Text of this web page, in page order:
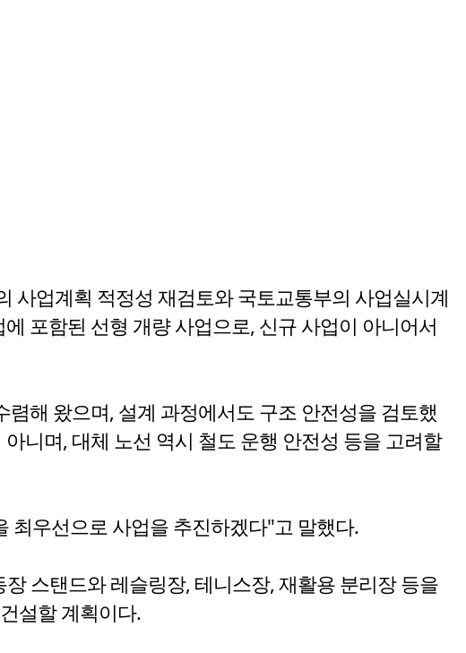
사업계획 적정성 재검토와 국토교통부의 사업실시계
포함된 선형 개량 사업으로, 신규 사업이 아니어서
해 왔으며, 설계 과정에서도 구조 안전성을 검토했
니며, 대체 노선 역시 철도 운행 안전성 등을 고려할
최우선으로 사업을 추진하겠다"고 말했다.
스탠드와 레슬링장, 테니스장, 재활용 분리장 등을
설할 계획이다.